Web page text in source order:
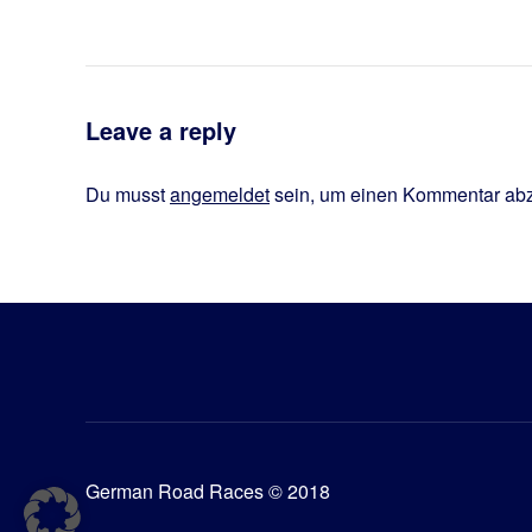
Leave a reply
Du musstangemeldetsein, um einen Kommentar
German Road Races © 2018